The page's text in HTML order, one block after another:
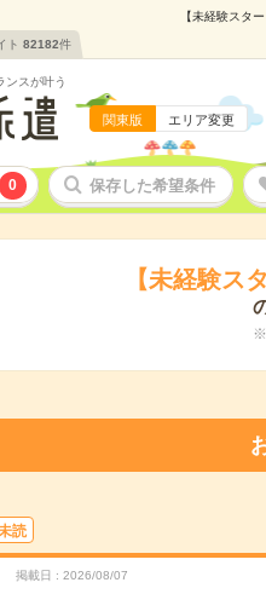
【未経験スタ
ト 82182件
ンスが叶う
関東版 エリア変更
0 保存した希望条件
【未経験ス
※
読
掲載日 2026/08/07